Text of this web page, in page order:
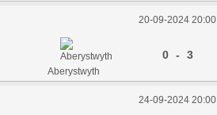
20-09-2024 20:00
Aberystwyth
0 - 3
24-09-2024 20:00